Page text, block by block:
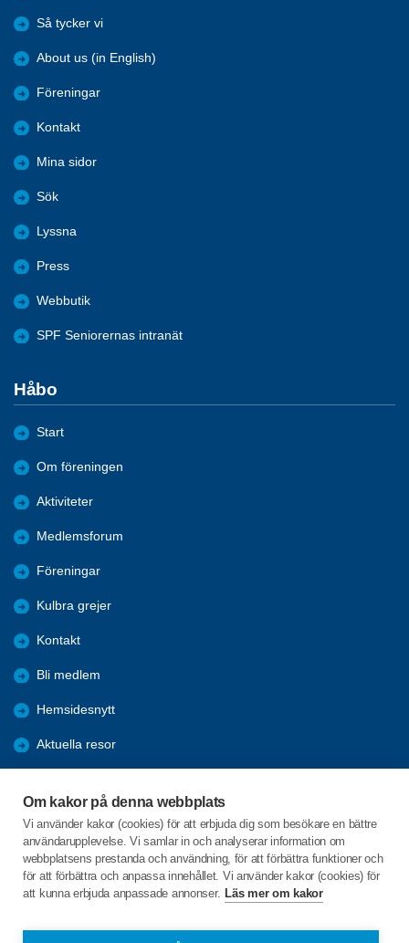
Om kakor på denna webbplats
Vi använder kakor (cookies) för att erbjuda dig som besökare en bättre
användarupplevelse. Vi samlar in och analyserar information om
webbplatsens prestanda och användning, för att förbättra funktioner och
för att förbättra och anpassa innehållet. Vi använder kakor (cookies) för
att kunna erbjuda anpassade annonser. Läs mer om kakor
Så tycker vi
About us (in English)
Föreningar
Kontakt
Mina sidor
Sök
Lyssna
Press
Webbutik
SPF Seniorernas intranät
Håbo
Start
Om föreningen
Aktiviteter
Medlemsforum
Föreningar
Kulbra grejer
Kontakt
Bli medlem
Hemsidesnytt
Aktuella resor
Trygghetsringning
Gårdsrådet
C/o:Skeppsgården